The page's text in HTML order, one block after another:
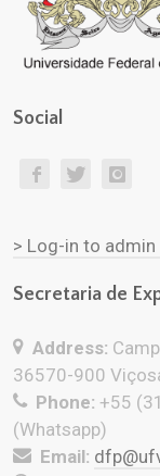
Social
> Log-in to admin
Secretaria de
Address:
36570-900
Phone: +55
(Whatsapp)
Email: